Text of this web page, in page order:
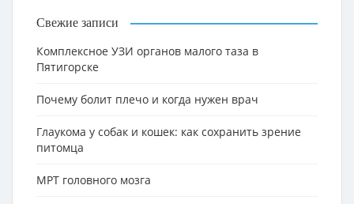
Свежие записи
Комплексное УЗИ органов малого таза в
Пятигорске
Почему болит плечо и когда нужен врач
Глаукома у собак и кошек: как сохранить зрение
питомца
МРТ головного мозга